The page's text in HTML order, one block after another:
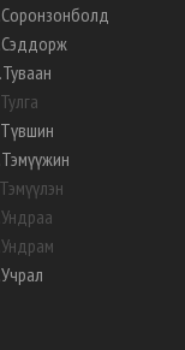
Соронзонболд
Сэддорж
Туваан
Тулга
Түвшин
Тэмүүжин
Тэмүүлэн
Ундраа
Ундрам
Учрал